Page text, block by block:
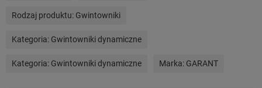
Rodzaj produktu: Gwintowniki
Kategoria: Gwintowniki dynamiczne
Kategoria: Gwintowniki dynamiczne Marka: GARANT